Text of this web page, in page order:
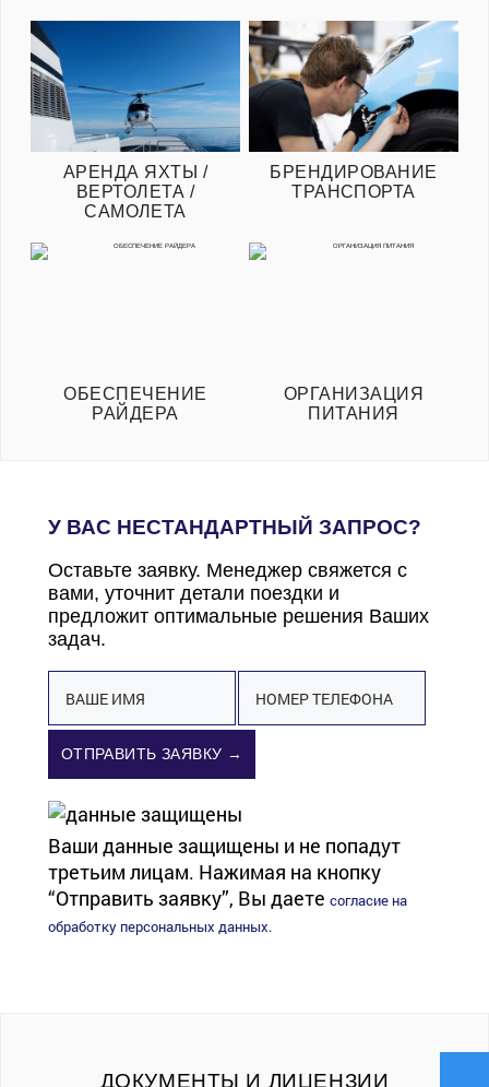
АРЕНДА ЯХТЫ /
ВЕРТОЛЕТА /
САМОЛЕТА
БРЕНДИРОВАНИЕ
ТРАНСПОРТА
ОБЕСПЕЧЕНИЕ
РАЙДЕРА
ОРГАНИЗАЦИЯ
ПИТАНИЯ
У ВАС НЕСТАНДАРТНЫЙ ЗАПРОС?
Оставьте заявку. Менеджер свяжется с
вами, уточнит детали поездки и
предложит оптимальные решения Ваших
задач.
ОТПРАВИТЬ ЗАЯВКУ →
Ваши данные защищены и не попадут
третьим лицам. Нажимая на кнопку
“Отправить заявку”, Вы даете согласие на
обработку персональных данных.
ДОКУМЕНТЫ И ЛИЦЕНЗИИ